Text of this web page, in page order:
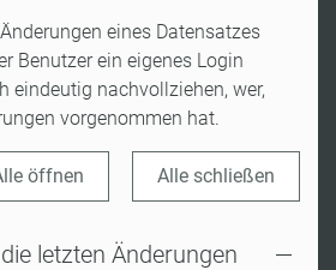
eines Datensatzes
Benutzer ein eigenes Login
eindeutig nachvollziehen, wer,
vorgenommen hat.
öffnen Alle schließen
letzten Änderungen